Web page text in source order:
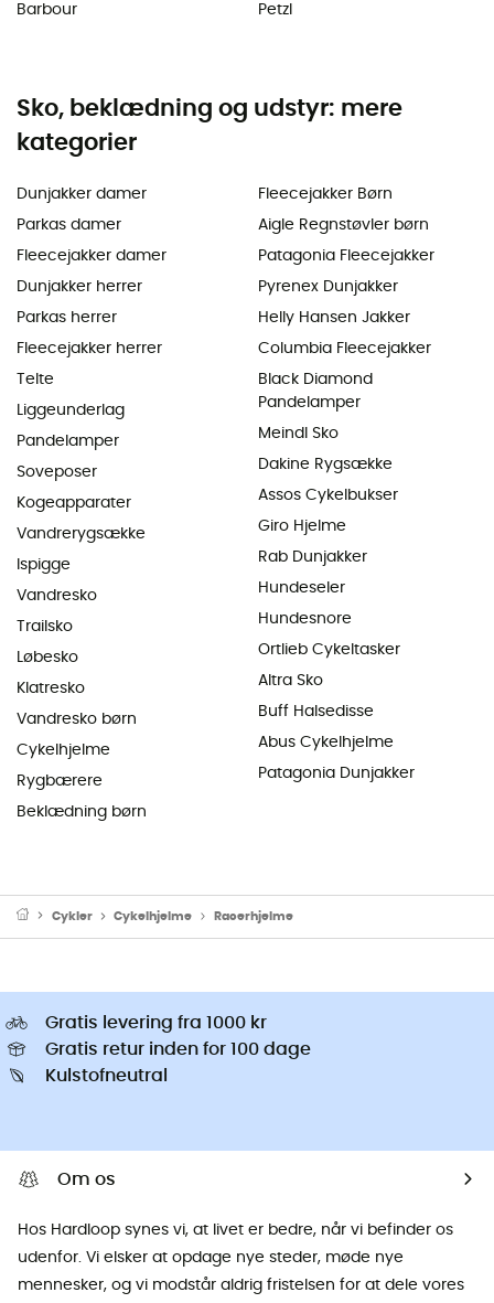
Barbour
Petzl
Sko, beklædning og udstyr: mere
kategorier
Dunjakker damer
Parkas damer
Fleecejakker damer
Dunjakker herrer
Parkas herrer
Fleecejakker herrer
Telte
Liggeunderlag
Pandelamper
Soveposer
Kogeapparater
Vandrerygsække
Ispigge
Vandresko
Trailsko
Løbesko
Klatresko
Vandresko børn
Cykelhjelme
Rygbærere
Beklædning børn
Fleecejakker Børn
Aigle Regnstøvler børn
Patagonia Fleecejakker
Pyrenex Dunjakker
Helly Hansen Jakker
Columbia Fleecejakker
Black Diamond
Pandelamper
Meindl Sko
Dakine Rygsække
Assos Cykelbukser
Giro Hjelme
Rab Dunjakker
Hundeseler
Hundesnore
Ortlieb Cykeltasker
Altra Sko
Buff Halsedisse
Abus Cykelhjelme
Patagonia Dunjakker
Cykler Cykelhjelme Racerhjelme
Gratis levering fra 1000 kr
Gratis retur inden for 100 dage
Kulstofneutral
Om os
Hos Hardloop synes vi, at livet er bedre, når vi befinder os
udenfor. Vi elsker at opdage nye steder, møde nye
mennesker, og vi modstår aldrig fristelsen for at dele vores